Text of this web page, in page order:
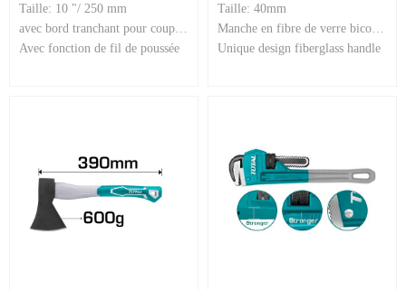
Taille: 10 "/ 250 mm
avec bord tranchant pour couper le fil
Avec fonction de fil de poussée
Taille: 40mm
Manche en fibre de verre bicolore
Unique design fiberglass handle